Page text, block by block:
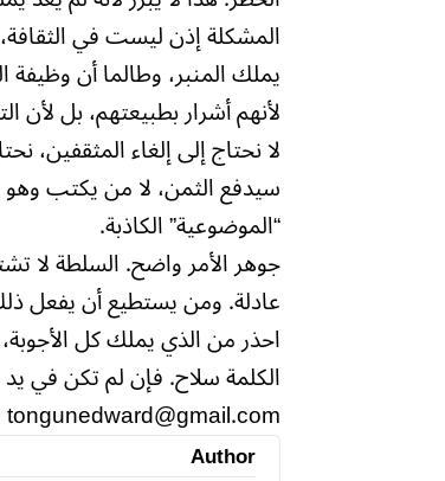
المشكلة إذن ليست في
يملك المنبر، وطالما أن
لأنهم أشرار بطبيعتهم، بل لأن
لا نحتاج إلى إلغاء المثقفين،
سيدفع الثمن، لا من يكتب وهو
“الموضوعية” الكاذبة.
جوهر الأمر واضح. السلطة لا
عادلة. ومن يستطيع أن يفعل
احذر من الذي يملك كل
الكلمة سلاح. فإن لم تكن
tongunedward@gmail.com
Author